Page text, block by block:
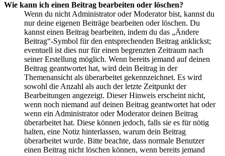
Wie kann ich einen Beitrag bearbeiten oder löschen?
Wenn du nicht Administrator oder Moderator bist, kannst du
nur deine eigenen Beiträge bearbeiten oder löschen. Du
kannst einen Beitrag bearbeiten, indem du das „Ändere
Beitrag“-Symbol für den entsprechenden Beitrag anklickst;
eventuell ist dies nur für einen begrenzten Zeitraum nach
seiner Erstellung möglich. Wenn bereits jemand auf deinen
Beitrag geantwortet hat, wird dein Beitrag in der
Themenansicht als überarbeitet gekennzeichnet. Es wird
sowohl die Anzahl als auch der letzte Zeitpunkt der
Bearbeitungen angezeigt. Dieser Hinweis erscheint nicht,
wenn noch niemand auf deinen Beitrag geantwortet hat oder
wenn ein Administrator oder Moderator deinen Beitrag
überarbeitet hat. Diese können jedoch, falls sie es für nötig
halten, eine Notiz hinterlassen, warum dein Beitrag
überarbeitet wurde. Bitte beachte, dass normale Benutzer
einen Beitrag nicht löschen können, wenn bereits jemand